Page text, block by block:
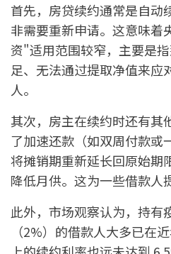
首先，房贷续约通常是自动
非需要重新申请。这意味着
资"适用范围较窄，主要是
足、无法通过提取净值来应
人。
其次，房主在续约时还有其
了加速还款（如双周付款或
将摊销期重新延长回原始期
降低月供。这为一些借款人
此外，市场观察认为，持有
（2%）的借款人大多已在